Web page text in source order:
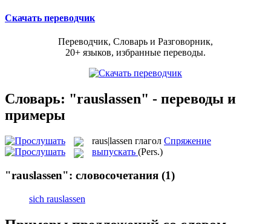
Скачать переводчик
Переводчик, Словарь и Разговорник,
20+ языков, избранные переводы.
Словарь: "rauslassen" - переводы и
примеры
raus|lassen глагол Спряжение
выпускать (Pers.)
"rauslassen": словосочетания (1)
sich rauslassen